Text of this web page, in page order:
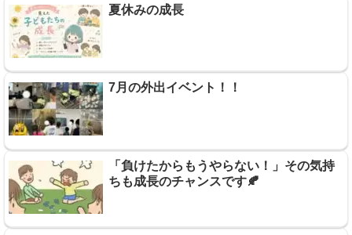
夏休みの成長
7月の外出イベント！！
「負けたからもうやらない！」その気持
ちも成長のチャンスです🍂